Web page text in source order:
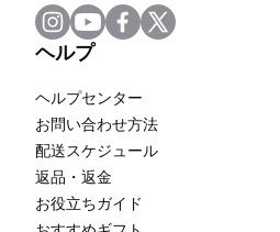
ヘルプ
ヘルプセンター
お問い合わせ方法
配送スケジュール
返品・返金
お役立ちガイド